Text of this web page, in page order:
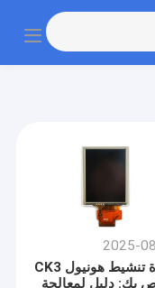
2025-
إعادة تنشيط هونيول CK3
بك: دليل لمعالجة